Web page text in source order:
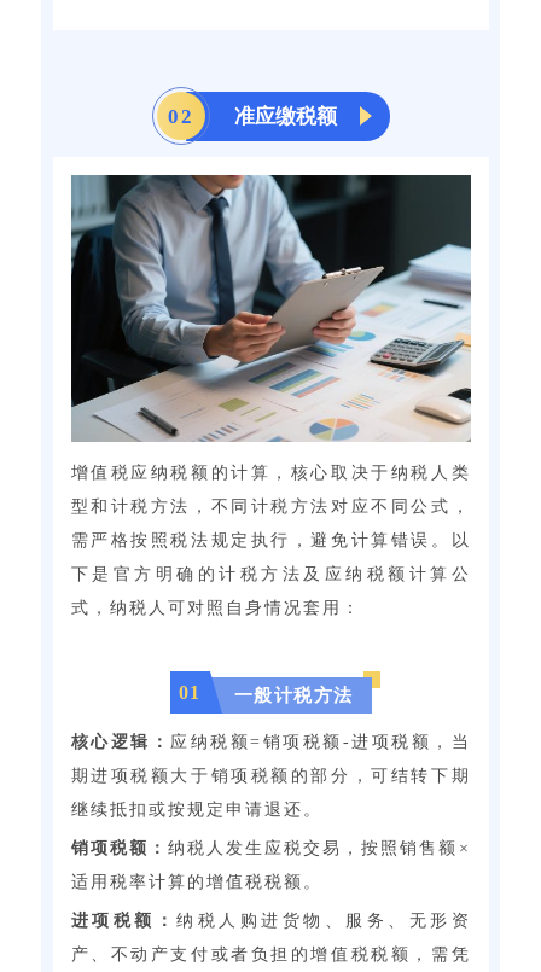
02 准应缴税额
增值税应纳税额的计算，核心取决于纳税人类
型和计税方法，不同计税方法对应不同公式，
需严格按照税法规定执行，避免计算错误。以
下是官方明确的计税方法及应纳税额计算公
式，纳税人可对照自身情况套用：
01 一般计税方法
核心逻辑： 应纳税额=销项税额-进项税额，当
期进项税额大于销项税额的部分，可结转下期
继续抵扣或按规定申请退还。
销项税额： 纳税人发生应税交易，按照销售额×
适用税率计算的增值税税额。
进项税额： 纳税人购进货物、服务、无形资
产、不动产支付或者负担的增值税税额，需凭